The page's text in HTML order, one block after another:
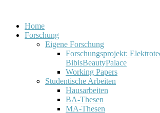
Home
Forschung
Eigene Forschung
Forschungsprojekt:
BibisBeautyPalace
Working Papers
Studentische Arbeiten
Hausarbeiten
BA-Thesen
MA-Thesen